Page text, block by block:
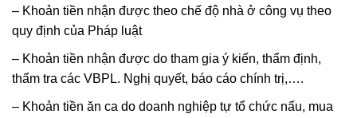
– Khoản tiền nhận được theo chế độ nhà ở công vụ theo
quy định của Pháp luật
– Khoản tiền nhận được do tham gia ý kiến, thẩm định,
thẩm tra các VBPL. Nghị quyết, báo cáo chính trị,….
– Khoản tiền ăn ca do doanh nghiệp tự tổ chức nấu, mua